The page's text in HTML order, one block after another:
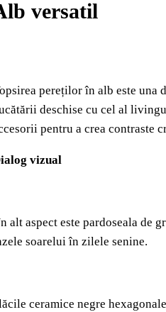
versatil
pereților în alb este una
deschise cu cel al
pentru a crea contraste
vizual
alt aspect este pardoseala de
soarelui în zilele senine.
ceramice negre